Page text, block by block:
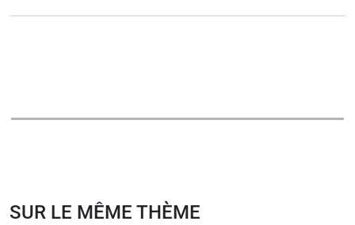
SUR LE MÊME THÈME